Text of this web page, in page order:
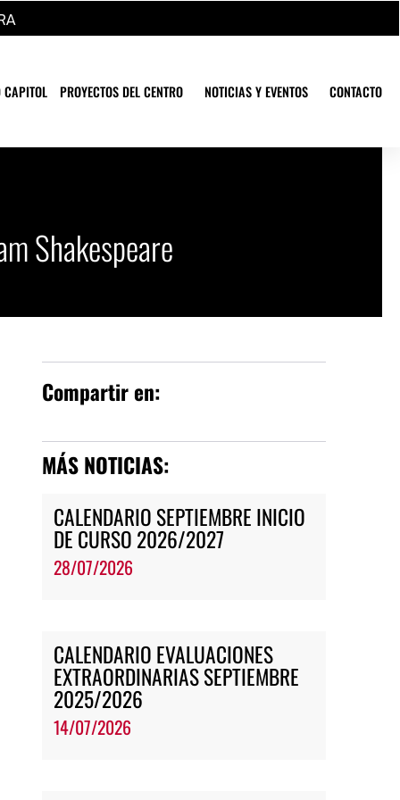
CAPITOL PROYECTOS DEL CENTRO NOTICIAS Y EVENTOS CONTACTO
Shakespeare
Compartir en:
MÁS NOTICIAS:
CALENDARIO SEPTIEMBRE INICIO
DE CURSO 2026/2027
28/07/2026
CALENDARIO EVALUACIONES
EXTRAORDINARIAS SEPTIEMBRE
2025/2026
14/07/2026